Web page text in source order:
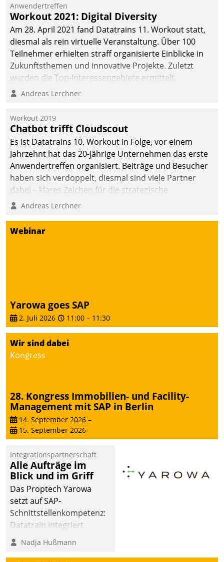
Cloud-Strategien und -
Lösungen mit hohem
Zukunftspotenzial.
Anwendertreffen
Workout 2021: Digital Diversity
Am 28. April 2021 fand Datatrains 11. Workout statt,
diesmal als rein virtuelle Veranstaltung. Über 100
Teilnehmer erhielten straff organisierte Einblicke in
Zukunftsthemen und innovative Projekte. Zuletzt
wurden die Top-Interessengebiete ermittelt.
Andreas Lerchner
Workout 2019
Chatbot trifft Cloudscout
Es ist Datatrains 10. Workout in Folge, vor einem
Jahrzehnt hat das 20-jährige Unternehmen das erste
Anwendertreffen organisiert. Beiträge und Besucher
haben sich verdoppelt, diesmal sind viele Partner
dabei – klares Zeichen für die strategische
Fokussierung auf den Kunden.
Andreas Lerchner
Webinar
Yarowa goes SAP
2. Juli 2026 11:00 – 11:30
Wir sind dabei
Kongress
28. Kongress Immobilien- und Facility-
Management mit SAP in Berlin
14. September 2026 –
15. September 2026
Integrationspartnerschaft
Alle Aufträge im
Blick und im Griff
Das Proptech Yarowa
setzt auf SAP-
Schnittstellenkompetenz:
Datatrain integriert
Yarowas Portal zur
Vergabe und Verwaltung
Nadja Hußmann